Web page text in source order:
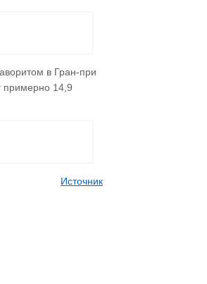
в Гран-при
примерно 14,9
Источник